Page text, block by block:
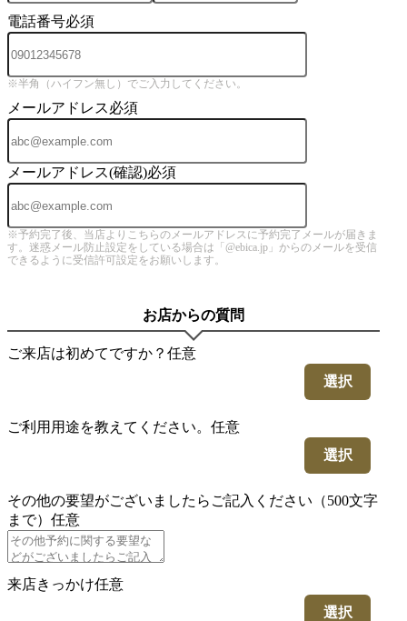
電話番号必須
※半角（ハイフン無し）でご入力してください。
メールアドレス必須
メールアドレス(確認)必須
※予約完了後、当店よりこちらのメールアドレスに予約完了メールが届きま
す。迷惑メール防止設定をしている場合は「@ebica.jp」からのメールを受信
できるように受信許可設定をお願いします。
お店からの質問
ご来店は初めてですか？ 任意
選択
ご利用用途を教えてください。 任意
選択
その他の要望がございましたらご記入ください（500文字
まで） 任意
来店きっかけ任意
選択